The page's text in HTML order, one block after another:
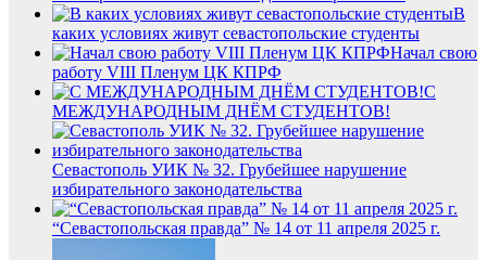
В
каких условиях живут севастопольские студенты
Начал свою
работу VIII Пленум ЦК КПРФ
С
МЕЖДУНАРОДНЫМ ДНЁМ СТУДЕНТОВ!
Севастополь УИК № 32. Грубейшее нарушение
избирательного законодательства
“Севастопольская правда” № 14 от 11 апреля 2025 г.